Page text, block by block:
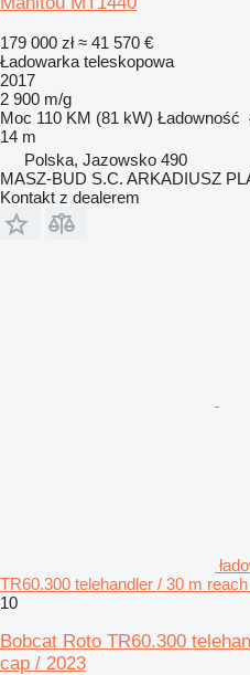
179 000 zł ≈ 41 570 €
Ładowarka teleskopowa
2017
2 900 m/g
Moc 110 KM (81 kW) Ładowność
14 m
Polska, Jazowsko 490
MASZ-BUD S.C. ARKADIUSZ
Kontakt z dealerem
TR60.300 telehandler / 30 m
10
Bobcat Roto TR60.300
cap / 2023